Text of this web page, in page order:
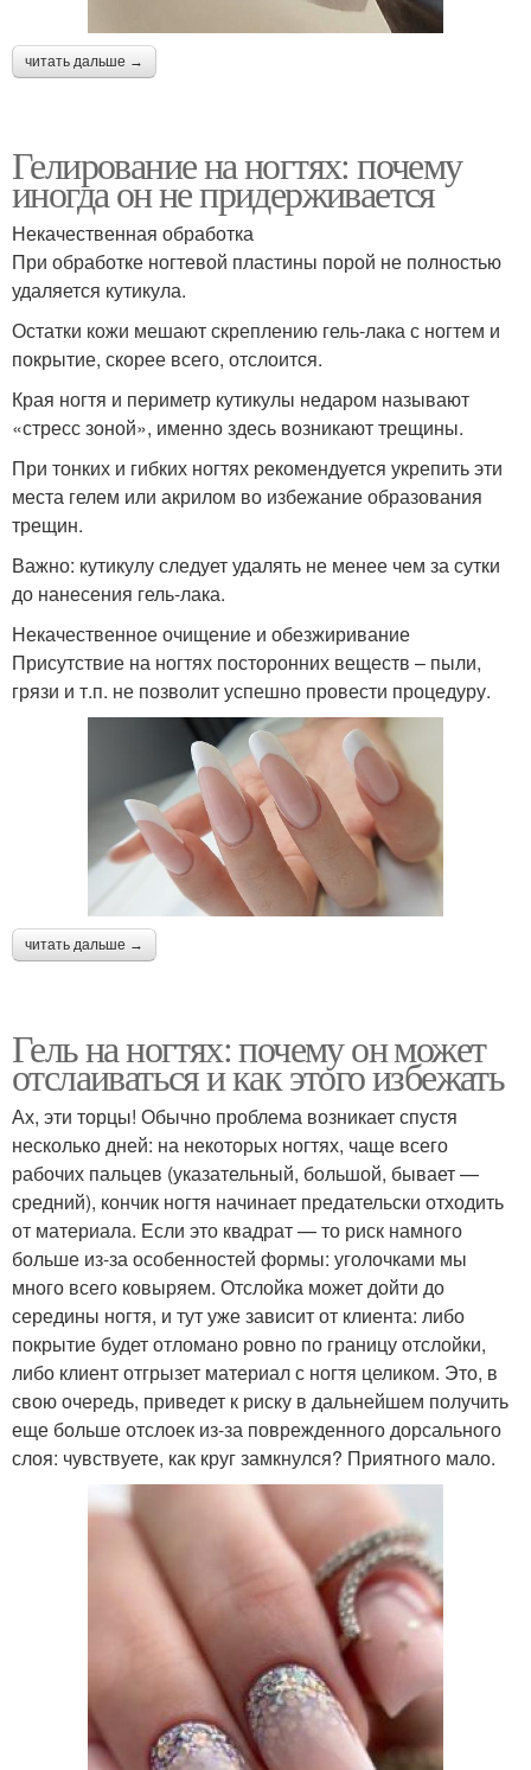
читать дальше →
Гелирование на ногтях: почему
иногда он не придерживается
Некачественная обработка
При обработке ногтевой пластины порой не полностью
удаляется кутикула.
Остатки кожи мешают скреплению гель-лака с ногтем и
покрытие, скорее всего, отслоится.
Края ногтя и периметр кутикулы недаром называют
«стресс зоной», именно здесь возникают трещины.
При тонких и гибких ногтях рекомендуется укрепить эти
места гелем или акрилом во избежание образования
трещин.
Важно: кутикулу следует удалять не менее чем за сутки
до нанесения гель-лака.
Некачественное очищение и обезжиривание
Присутствие на ногтях посторонних веществ – пыли,
грязи и т.п. не позволит успешно провести процедуру.
читать дальше →
Гель на ногтях: почему он может
отслаиваться и как этого избежать
Ах, эти торцы! Обычно проблема возникает спустя
несколько дней: на некоторых ногтях, чаще всего
рабочих пальцев (указательный, большой, бывает —
средний), кончик ногтя начинает предательски отходить
от материала. Если это квадрат — то риск намного
больше из-за особенностей формы: уголочками мы
много всего ковыряем. Отслойка может дойти до
середины ногтя, и тут уже зависит от клиента: либо
покрытие будет отломано ровно по границу отслойки,
либо клиент отгрызет материал с ногтя целиком. Это, в
свою очередь, приведет к риску в дальнейшем получить
еще больше отслоек из-за поврежденного дорсального
слоя: чувствуете, как круг замкнулся? Приятного мало.